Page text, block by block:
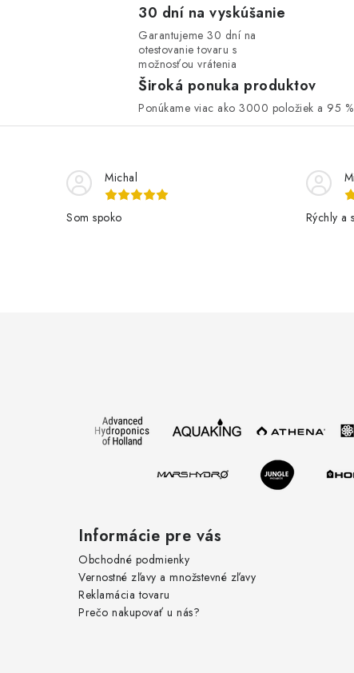
30 dní na vyskúšanie
Garantujeme 30 dní na
otestovanie tovaru s
možnosťou vrátenia
Široká ponuka produktov
Ponúkame viac ako 3000 položiek a 95
Michal
Som spoko Rýchly a
Informácie pre vás
Obchodné podmienky
Vernostné zľavy a množstevné zľavy
Reklamácia tovaru
Prečo nakupovať u nás?